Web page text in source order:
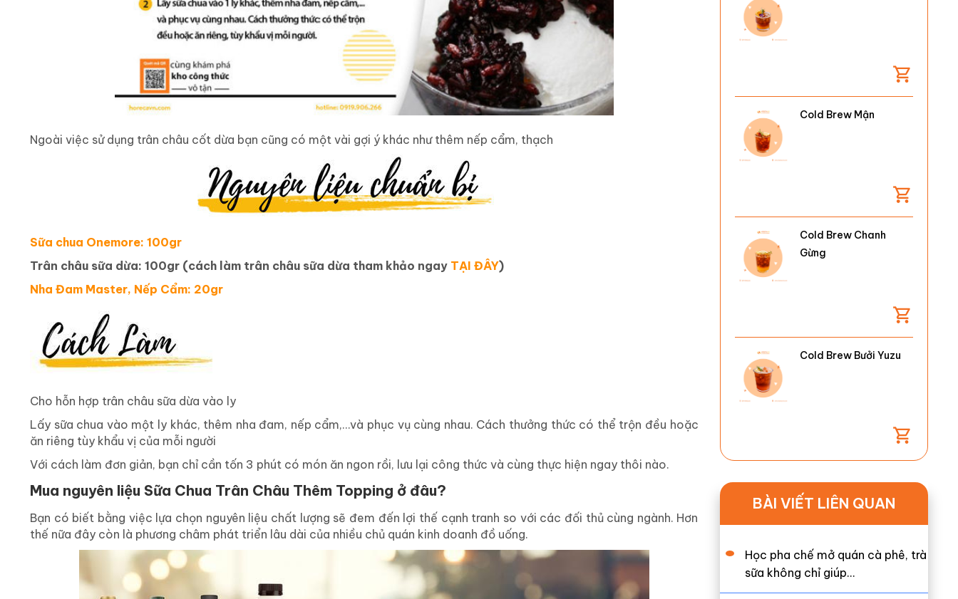
Ngoài việc sử dụng trân châu cốt dừa bạn cũng có một vài gợi ý khác như thêm nếp cẩm, thạch
Sữa chua Onemore: 100gr
Trân châu sữa dừa: 100gr (cách làm trân châu sữa dừa tham khảo ngay TẠI ĐÂY)
Nha Đam Master, Nếp Cẩm: 20gr
Cho hỗn hợp trân châu sữa dừa vào ly
Lấy sữa chua vào một ly khác, thêm nha đam, nếp cẩm,…và phục vụ cùng nhau. Cách thưởng thức có thể trộn đều hoặc
ăn riêng tùy khẩu vị của mỗi người
Với cách làm đơn giản, bạn chỉ cần tốn 3 phút có món ăn ngon rồi, lưu lại công thức và cùng thực hiện ngay thôi nào.
Mua nguyên liệu Sữa Chua Trân Châu Thêm Topping ở đâu?
Bạn có biết bằng việc lựa chọn nguyên liệu chất lượng sẽ đem đến lợi thế cạnh tranh so với các đối thủ cùng ngành. Hơn
thế nữa đây còn là phương châm phát triển lâu dài của nhiều chủ quán kinh doanh đồ uống.
Cold Brew Mận
Cold Brew Chanh
Gừng
Cold Brew Bưởi Yuzu
BÀI VIẾT LIÊN QUAN
Học pha chế mở quán cà phê, trà
sữa không chỉ giúp…